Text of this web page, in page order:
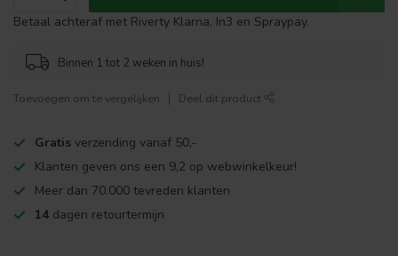
Betaal achteraf met Riverty Klarna, In3 en Spraypay.
Binnen 1 tot 2 weken in huis!
Toevoegen om te vergelijken Deel dit product
Gratis verzending vanaf 50,-
Klanten geven ons een 9,2 op webwinkelkeur!
Meer dan 70.000 tevreden klanten
14 dagen retourtermijn